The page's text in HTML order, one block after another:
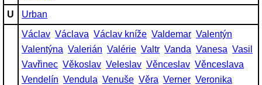
U
Urban
Václav Václava Václav kníže Valdemar Valentýn
Valentýna Valerián Valérie Valtr Vanda Vanesa Vasil
Vavřinec Věkoslav Veleslav Věnceslav Věnceslava
Vendelín Vendula Venuše Věra Verner Veronika